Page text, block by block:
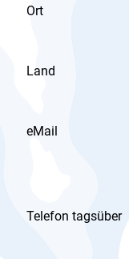
Ort
Land
eMail
Telefon tagsüber